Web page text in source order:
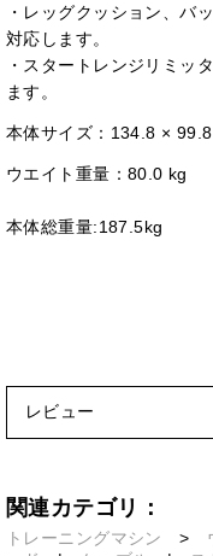
・レッグクッション、バ
対応します。
・スタートレンジリミッ
ます。
本体サイズ：134.8 ×
ウエイト重量：80.0 kg
本体総重量:187.5kg
レビュー
関連カテゴリ：
トレーニングマシン >